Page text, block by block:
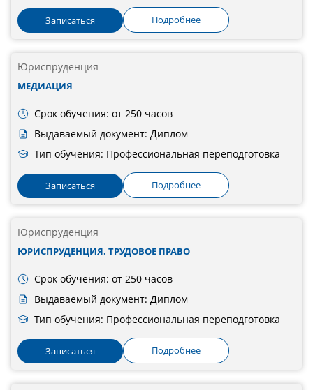
Записаться Подробнее
Юриспруденция
МЕДИАЦИЯ
Срок обучения: от 250 часов
Выдаваемый документ: Диплом
Тип обучения: Профессиональная переподготовка
Записаться Подробнее
Юриспруденция
ЮРИСПРУДЕНЦИЯ. ТРУДОВОЕ ПРАВО
Срок обучения: от 250 часов
Выдаваемый документ: Диплом
Тип обучения: Профессиональная переподготовка
Записаться Подробнее